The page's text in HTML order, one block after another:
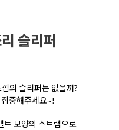
슬리퍼
의 슬리퍼는 없을까?
중해주세요~!
트 모양의 스트랩으로